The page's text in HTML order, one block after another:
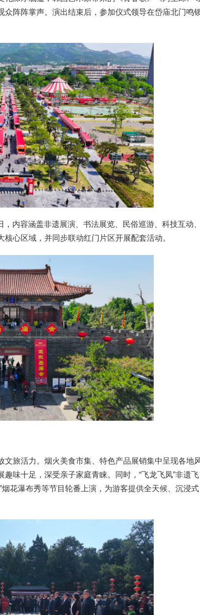
阵阵掌声。演出结束后，参加仪式领导在岱庙北门鸣
内容涵盖非遗展演、书法展览、民俗巡游、科技互动
心区域，并同步联动红门片区开展配套活动。
旅活力。烟火美食市集、特色产品展销集中呈现各地
味十足，深受亲子家庭青睐。同时，“飞龙飞凤”非遗飞
花瀑布秀等节目轮番上演，为游客提供全天候、沉浸式